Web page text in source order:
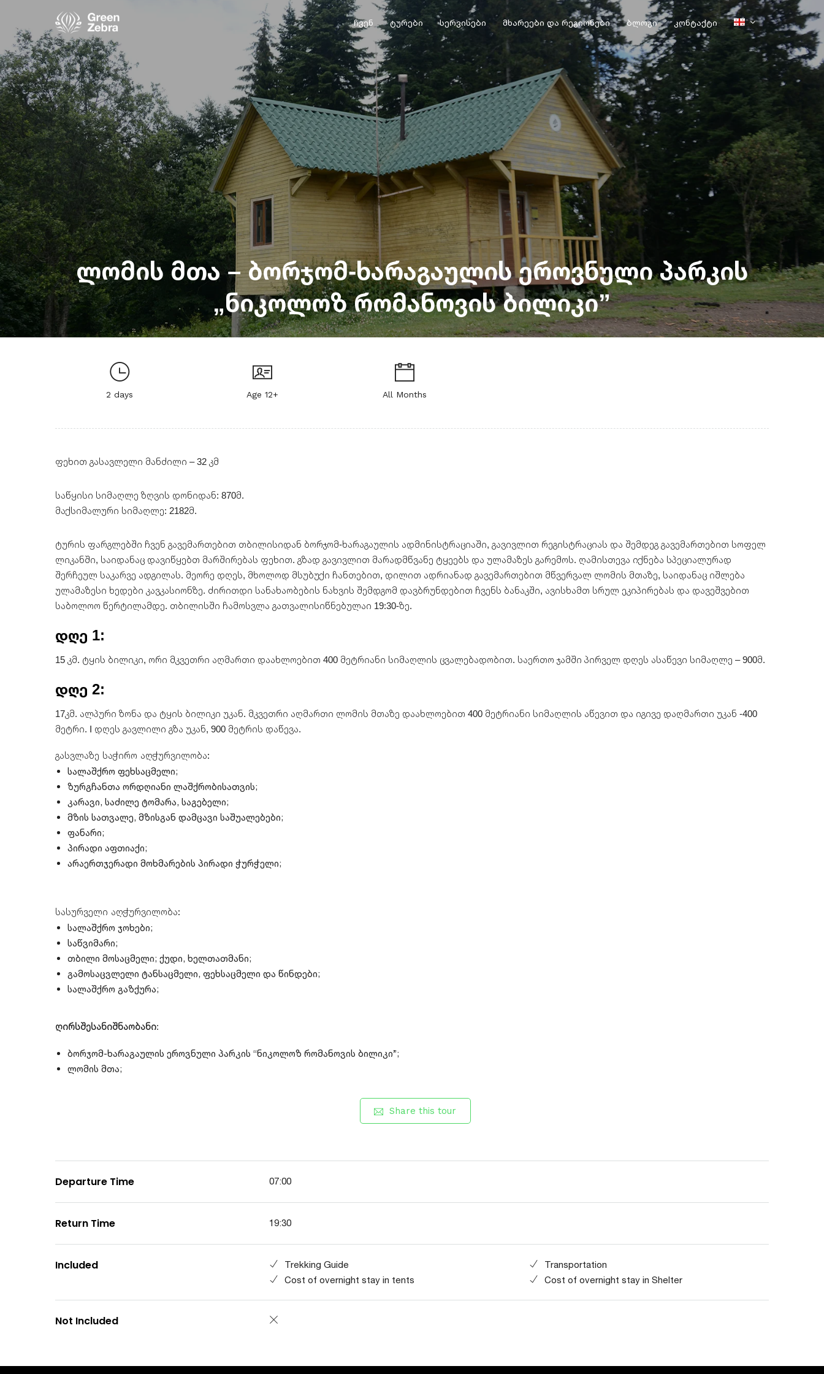
ჩვენ ტურები სერვისები მხარეები და რეგიონები ბლოგი კონტაქტი
ლომის მთა – ბორჯომ-ხარაგაულის ეროვნული პარკის
„ნიკოლოზ რომანოვის ბილიკი”
2 days Age 12+ All Months
ფეხით გასავლელი მანძილი – 32 კმ
საწყისი სიმაღლე ზღვის დონიდან: 870მ.
მაქსიმალური სიმაღლე: 2182მ.
ტურის ფარგლებში ჩვენ გავემართებით თბილისიდან ბორჯომ-ხარაგაულის ადმინისტრაციაში, გავივლით რეგისტრაციას და შემდეგ გავემართებით სოფელ
ლიკანში, საიდანაც დავიწყებთ მარშირებას ფეხით. გზად გავივლით მარადმწვანე ტყეებს და ულამაზეს გარემოს. ღამისთევა იქნება სპეციალურად
შერჩეულ საკარვე ადგილას. მეორე დღეს, მხოლოდ მსუბუქი ჩანთებით, დილით ადრიანად გავემართებით მწვერვალ ლომის მთაზე, საიდანაც იშლება
ულამაზესი ხედები კავკასიონზე. ძირითდი სანახაობების ნახვის შემდგომ დავბრუნდებით ჩვენს ბანაკში, ავისხამთ სრულ ეკიპირებას და დავეშვებით
საბოლოო წერტილამდე. თბილისში ჩამოსვლა გათვალისიწნებულაი 19:30-ზე.
დღე 1:
15 კმ. ტყის ბილიკი, ორი მკვეთრი აღმართი დაახლოებით 400 მეტრიანი სიმაღლის ცვალებადობით. საერთო ჯამში პირველ დღეს ასაწევი სიმაღლე – 900მ.
დღე 2:
17კმ. ალპური ზონა და ტყის ბილიკი უკან. მკვეთრი აღმართი ლომის მთაზე დაახლოებით 400 მეტრიანი სიმაღლის აწევით და იგივე დაღმართი უკან -400
მეტრი. I დღეს გავლილი გზა უკან, 900 მეტრის დაწევა.
გასვლაზე საჭირო აღჭურვილობა:
სალაშქრო ფეხსაცმელი;
ზურგჩანთა ორდღიანი ლაშქრობისათვის;
კარავი, საძილე ტომარა, საგებელი;
მზის სათვალე, მზისგან დამცავი საშუალებები;
ფანარი;
პირადი აფთიაქი;
არაერთჯერადი მოხმარების პირადი ჭურჭელი;
სასურველი აღჭურვილობა:
სალაშქრო ჯოხები;
საწვიმარი;
თბილი მოსაცმელი; ქუდი, ხელთათმანი;
გამოსაცვლელი ტანსაცმელი, ფეხსაცმელი და წინდები;
სალაშქრო გაზქურა;
ღირსშესანიშნაობანი:
ბორჯომ-ხარაგაულის ეროვნული პარკის “ნიკოლოზ რომანოვის ბილიკი”;
ლომის მთა;
Share this tour
Departure Time 07:00
Return Time 19:30
Included Trekking Guide
Transportation
Cost of overnight stay in tents
Cost of overnight stay in Shelter
Not Included